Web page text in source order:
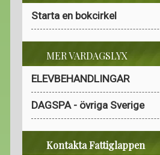
Starta en bokcirkel
MER VARDAGSLYX
ELEVBEHANDLINGAR
DAGSPA - övriga Sverige
Kontakta Fattiglappen